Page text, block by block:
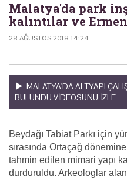
Malatya'da park
kalıntılar ve
28 AĞUSTOS 2018 14:24
MALATYA'DA ALTYAPI
BULUNDU VIDEOSUNU IZLE
Beydağı Tabiat Parkı için
sırasında Ortaçağ
tahmin edilen mimari yapı
durduruldu. Arkeologlar